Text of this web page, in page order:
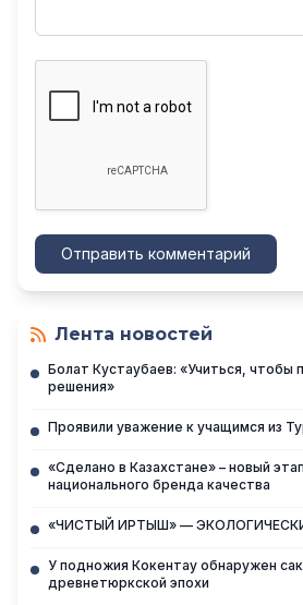
Отправить комментарий
Лента новостей
Болат Кустаубаев: «Учиться, чтобы
решения»
Проявили уважение к учащимся из
«Сделано в Казахстане» – новый
национального бренда качества
«ЧИСТЫЙ ИРТЫШ» —
У подножия Кокентау обнаружен
древнетюркской эпохи